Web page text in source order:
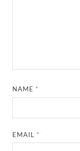
NAME *
EMAIL *